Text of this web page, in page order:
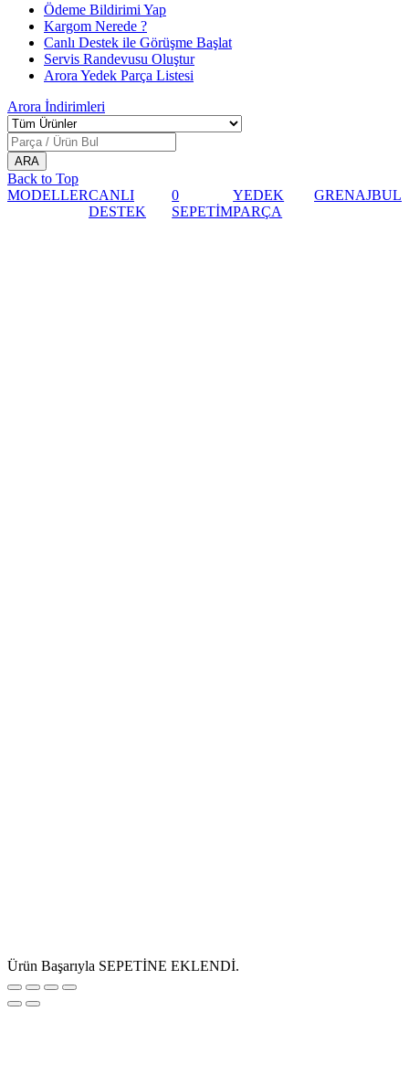
Ödeme Bildirimi Yap
Kargom Nerede ?
Canlı Destek ile Görüşme Başlat
Servis Randevusu Oluştur
Arora Yedek Parça Listesi
Arora İndirimleri
Back to Top
MODELLERCANLI
DESTEK
0
SEPETİM
YEDEK
PARÇA
GRENAJBUL
Ürün Başarıyla SEPETİNE EKLENDİ.